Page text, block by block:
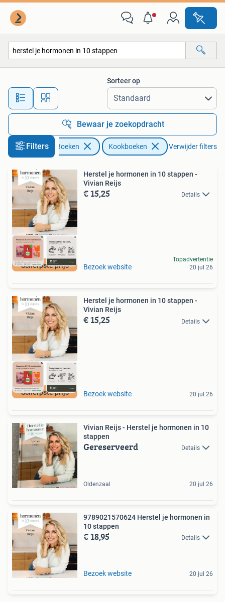
Alle afstanden…
Sorteer op
Bewaar je zoekopdracht
Filters Boeken Kookboeken Verwijder filters
Scherpste prijs
Herstel je hormonen in 10 stappen -
Vivian Reijs
€ 15,25 Details
Bezoek website
Topadvertentie
20 jul 26
Scherpste prijs
Herstel je hormonen in 10 stappen -
Vivian Reijs
€ 15,25 Details
Bezoek website 20 jul 26
Vivian Reijs - Herstel je hormonen in 10
stappen
Gereserveerd Details
Oldenzaal 20 jul 26
9789021570624 Herstel je hormonen in
10 stappen
€ 18,95 Details
Bezoek website 20 jul 26